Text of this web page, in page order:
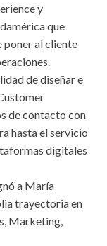
y
que
poner al cliente
de diseñar e
de contacto con
hasta el servicio
digitales
a María
trayectoria en
Marketing,